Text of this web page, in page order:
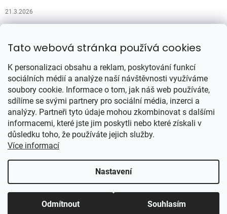
Tato webová stránka používá cookies
K personalizaci obsahu a reklam, poskytování funkcí
sociálních médií a analýze naší návštěvnosti využíváme
soubory cookie. Informace o tom, jak náš web používáte,
sdílíme se svými partnery pro sociální média, inzerci a
analýzy. Partneři tyto údaje mohou zkombinovat s dalšími
informacemi, které jste jim poskytli nebo které získali v
důsledku toho, že používáte jejich služby.
Více informací
Nastavení
Odmítnout Souhlasím
21.3.2026
Přijímáme online platby
Vytvořil Shoptet
Copyright 2026
Se ❤ spravují PPC-systemy.cz